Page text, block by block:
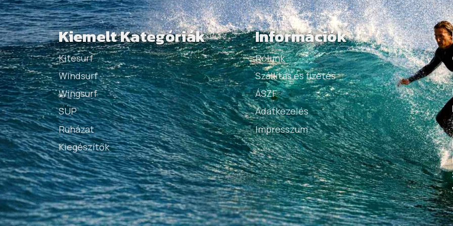
Kiemelt Kategóriák
Kitesurf
Windsurf
Wingsurf
SUP
Ruházat
Kiegészítők
Információk
Rólunk
Szállítás és fizetés
ÁSZF
Adatkezelés
Impresszum